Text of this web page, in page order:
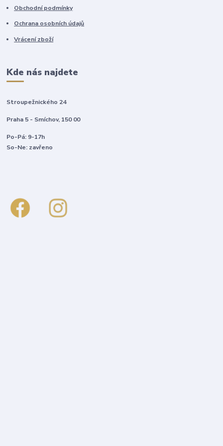
Obchodní podmínky
Ochrana osobních údajů
Vrácení zboží
Kde nás najdete
Stroupežnického 24
Praha 5 - Smíchov, 150 00
Po-Pá: 9-17h
So-Ne: zavřeno